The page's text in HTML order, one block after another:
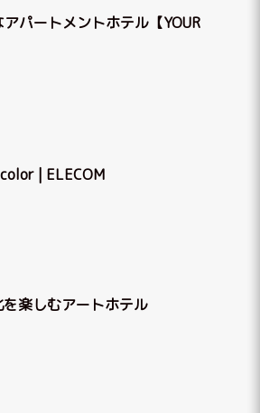
パートメントホテル【YOUR
| ELECOM
を楽しむアートホテル